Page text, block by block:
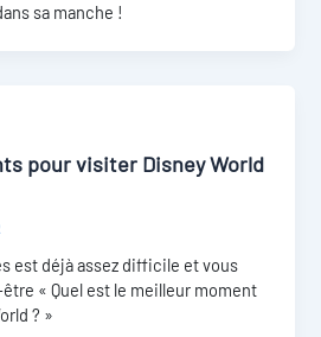
sa manche !
pour visiter Disney World
est déjà assez difficile et vous
« Quel est le meilleur moment
? »